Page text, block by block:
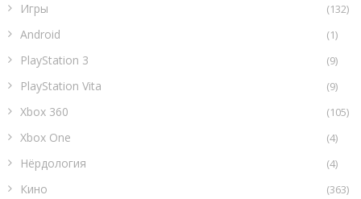
Игры (132)
Android (1)
PlayStation 3 (9)
PlayStation Vita (9)
Xbox 360 (105)
Xbox One (4)
Нёрдология (4)
Кино (363)